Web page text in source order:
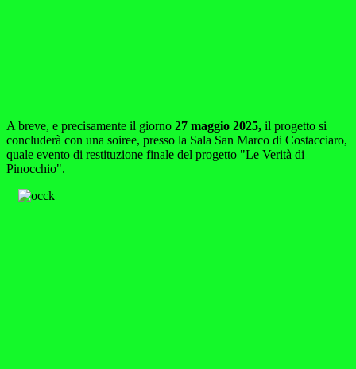
A breve, e precisamente il giorno 27 maggio 2025, il progetto si
concluderà con una soiree, presso la Sala San Marco di Costacciaro,
quale evento di restituzione finale del progetto "Le Verità di
Pinocchio".